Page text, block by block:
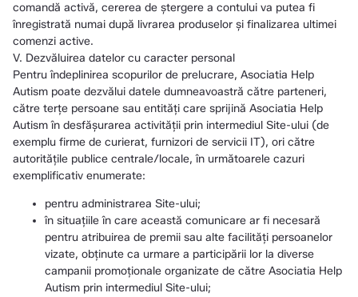
comandă activă, cererea de ştergere a contului va putea fi
înregistrată numai după livrarea produselor şi finalizarea ultimei
comenzi active.
V. Dezvăluirea datelor cu caracter personal
Pentru îndeplinirea scopurilor de prelucrare, Asociatia Help
Autism poate dezvălui datele dumneavoastră către parteneri,
către terțe persoane sau entități care sprijină Asociatia Help
Autism în desfășurarea activității prin intermediul Site-ului (de
exemplu firme de curierat, furnizori de servicii IT), ori către
autoritățile publice centrale/locale, în următoarele cazuri
exemplificativ enumerate:
pentru administrarea Site-ului;
în situațiile în care această comunicare ar fi necesară
pentru atribuirea de premii sau alte facilități persoanelor
vizate, obținute ca urmare a participării lor la diverse
campanii promoționale organizate de către Asociatia Help
Autism prin intermediul Site-ului;